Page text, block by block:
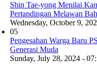
Shin Tae-yong Menilai
Pertandingan Melawan
Wednesday, October 9,
05
Pengesahan Warga Baru
Generasi Muda
Sunday, July 28, 2024 -